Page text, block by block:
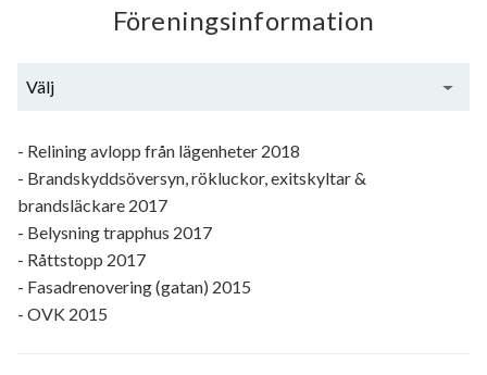
Föreningsinformation
Välj
Planerade renoveringar
- Relining avlopp från lägenheter 2018
- Brandskyddsöversyn, rökluckor, exitskyltar &
brandsläckare 2017
- Belysning trapphus 2017
- Råttstopp 2017
- Fasadrenovering (gatan) 2015
- OVK 2015